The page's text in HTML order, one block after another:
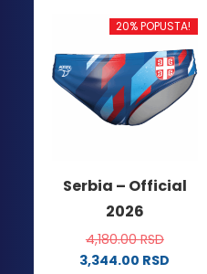
ima
varijanti.
Opcije
mogu
biti
stranici
proizvoda.
20% POPUSTA!
Serbia – Official
2026
4,180.00RSD
3,344.00 RSD